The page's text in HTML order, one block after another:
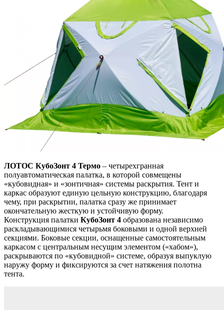
ЛОТОС КубоЗонт 4 Термо – четырехгранная
полуавтоматическая палатка, в которой совмещены
«кубовидная» и «зонтичная» системы раскрытия. Тент и
каркас образуют единую цельную конструкцию, благодаря
чему, при раскрытии, палатка сразу же принимает
окончательную жесткую и устойчивую форму.
Конструкция палатки КубоЗонт 4 образована независимо
раскладывающимися четырьмя боковыми и одной верхней
секциями. Боковые секции, оснащенные самостоятельным
каркасом с центральным несущим элементом («хабом»),
раскрываются по «кубовидной» системе, образуя выпуклую
наружу форму и фиксируются за счет натяжения полотна
тента.